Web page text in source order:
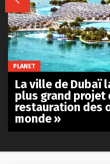
PLANET
La ville de Dubaï
plus grand projet
restauration des
monde »